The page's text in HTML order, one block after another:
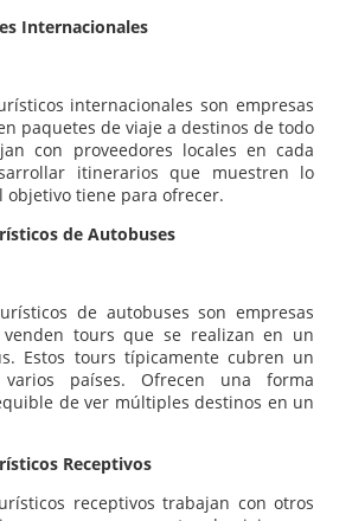
Internacionales
internacionales son empresas
paquetes de viaje a destinos de todo
con proveedores locales en cada
itinerarios que muestren lo
objetivo tiene para ofrecer.
de Autobuses
de autobuses son empresas
tours que se realizan en un
Estos tours típicamente cubren un
países. Ofrecen una forma
de ver múltiples destinos en un
Receptivos
receptivos trabajan con otros